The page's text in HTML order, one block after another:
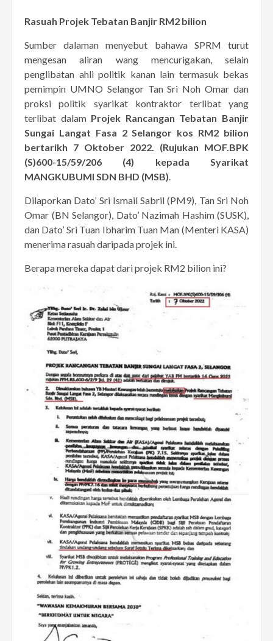
Rasuah Projek Tebatan Banjir RM2 bilion
Sumber dalaman menyebut bahawa SPRM turut
mengesan aliran wang mencurigakan, selain
penglibatan ahli politik kanan lain termasuk bekas
pemimpin UMNO Selangor Tan Sri Noh Omar dan
proksi politik syarikat kontraktor terlibat yang
terlibat dalam Projek Rancangan Tebatan Banjir
Sungai Langat Fasa 2 Selangor kos RM2 bilion
bertarikh 7 Oktober 2022. (Rujukan MOF.BPK
(S)600-15/59/206 (4) kepada Syarikat
MANGKUBUMI SDN BHD (MSB).
Dilaporkan Dato’ Sri Ismail Sabril (PM9), Tan Sri Noh
Omar (BN Selangor), Dato’ Nazimah Hashim (SUSK),
dan Dato’ Sri Tuan Ibharim Tuan Man (Menteri KASA)
menerima rasuah daripada projek ini.
Berapa mereka dapat dari projek RM2 bilion ini?